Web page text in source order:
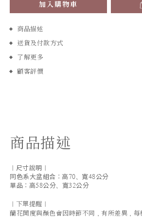
加入購物車
商品描述
送貨及付款方式
了解更多
顧客評價
商品描述
｜尺寸說明｜
同色系大盆組合：高70、寬48公分
單品：高58公分、寬32公分
｜下單提醒｜
蘭花開度與顏色會因時節不同，有所差異，每